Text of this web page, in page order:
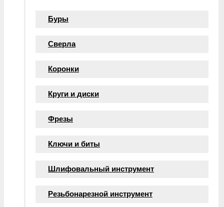
Буры
Сверла
Коронки
Круги и диски
Фрезы
Ключи и биты
Шлифовальный инструмент
Резьбонарезной инструмент